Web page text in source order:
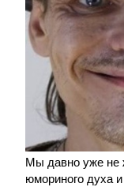
Мы давно уже не
юмориного духа